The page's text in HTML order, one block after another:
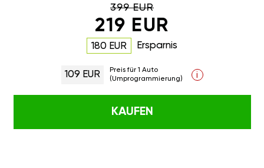
399 EUR
219 EUR
180 EUR Ersparnis
109 EUR
Preis für 1 Auto
(Umprogrammierung)
i
KAUFEN